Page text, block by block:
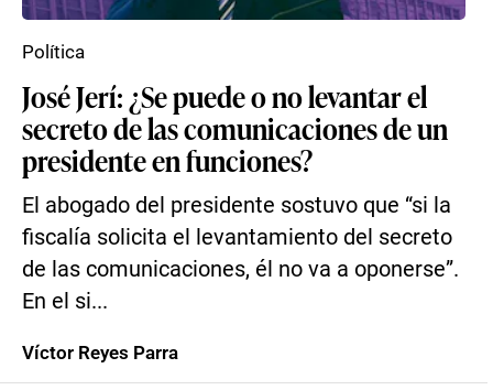
José Jerí: ¿Se puede o no levantar el
secreto de las comunicaciones de un
presidente en funciones?
El abogado del presidente sostuvo que “si la
fiscalía solicita el levantamiento del secreto
de las comunicaciones, él no va a oponerse”.
En el si...
Política
Víctor Reyes Parra